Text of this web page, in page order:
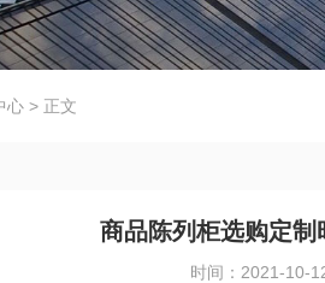
心 > 正文
商品陈列柜选购定
时间：2021-10-